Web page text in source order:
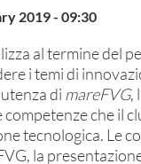
2019 - 09:30
al termine del
i temi di
di mareFVG,
che il
tecnologica. Le
la